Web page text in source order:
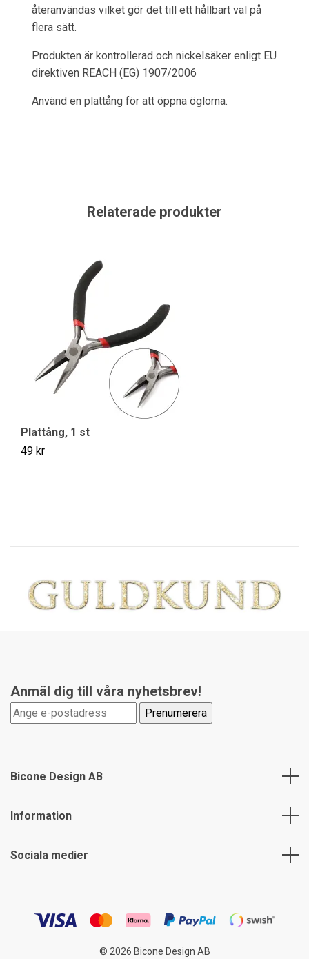
återanvändas vilket gör det till ett hållbart val på
flera sätt.
Produkten är kontrollerad och nickelsäker enligt EU
direktiven REACH (EG) 1907/2006
Använd en plattång för att öppna öglorna.
Plattång, 1 st
49 kr
Anmäl dig till våra nyhetsbrev!
Bicone Design AB
Information
Sociala medier
© 2026 Bicone Design AB